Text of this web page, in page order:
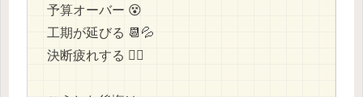
予算オーバー 😵
工期が延びる 📆💦
決断疲れする 😮‍💨